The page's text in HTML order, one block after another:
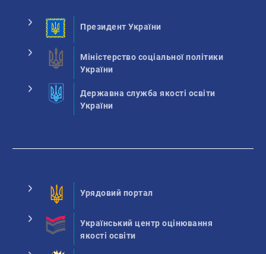
Президент України
Міністерство соціальної політики
України
Державна служба якості освіти
України
Урядовий портал
Український центр оцінювання
якості освіти